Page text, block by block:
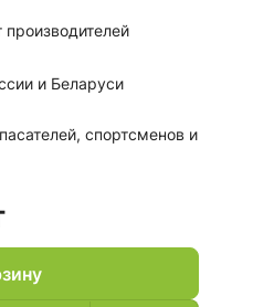
производителей
и Беларуси
спортсменов и